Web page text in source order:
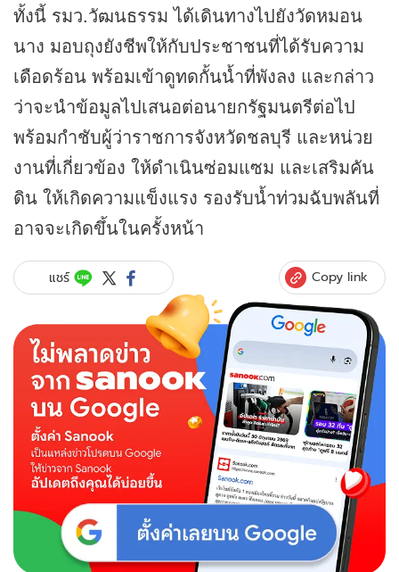
ทั้งนี้ รมว.วัฒนธรรม ได้เดินทางไปยังวัดหมอน
นาง มอบถุงยังชีพให้กับประชาชนที่ได้รับความ
เดือดร้อน พร้อมเข้าดูทดกั้นน้ำที่พังลง และกล่าว
ว่าจะนำข้อมูลไปเสนอต่อนายกรัฐมนตรีต่อไป
พร้อมกำชับผู้ว่าราชการจังหวัดชลบุรี และหน่วย
งานที่เกี่ยวข้อง ให้ดำเนินซ่อมแซม และเสริมคัน
ดิน ให้เกิดความแข็งแรง รองรับน้ำท่วมฉับพลันที่
อาจจะเกิดขึ้นในครั้งหน้า
แชร์ Copy link